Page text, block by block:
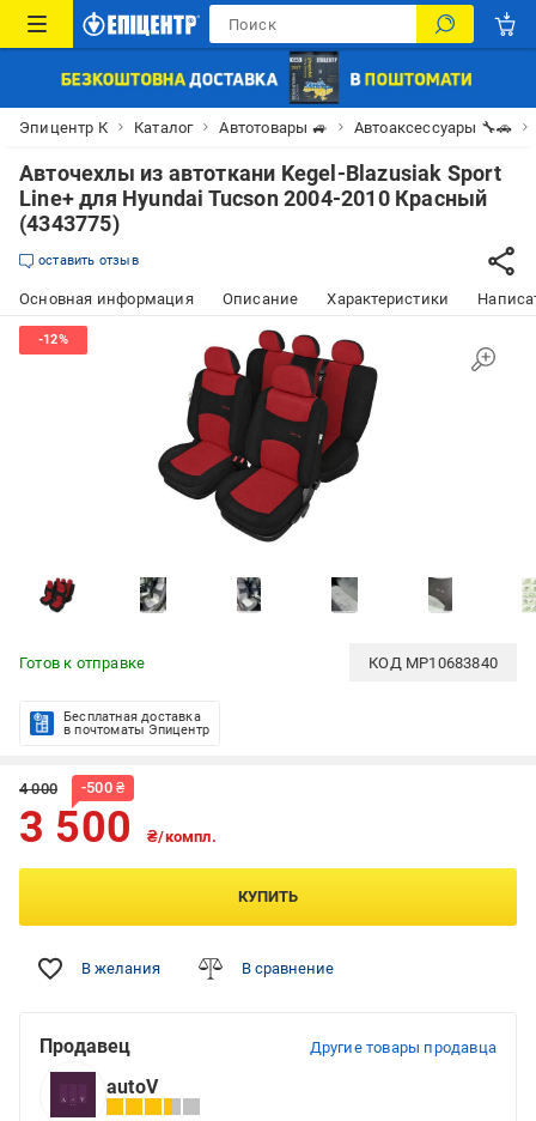
Эпицентр К Каталог Автотовары 🚙 Автоаксессуары 🔧🚗
Авточехлы из автоткани Kegel-Blazusiak Sport
Line+ для Hyundai Tucson 2004-2010 Красный
(4343775)
оставить отзыв
Основная информация Описание Характеристики
Готов к отправке КОД MP10683840
Бесплатная доставка
в почтоматы Эпицентр
4 000 -500₴
3 500 ₴/компл.
КУПИТЬ
В желания В сравнение
Продавец Другие товары продавца
autoV